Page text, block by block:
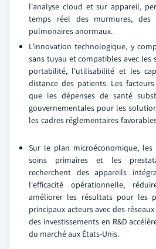
l'analyse cloud et sur appareil,
temps réel des murmures,
pulmonaires anormaux.
L'innovation technologique, y
sans tuyau et compatibles avec les
portabilité, l'utilisabilité et les
distance des patients. Les
que les dépenses de santé
gouvernementales pour les
les cadres réglementaires
Sur le plan microéconomique,
soins primaires et les
recherchent des appareils
l'efficacité opérationnelle,
améliorer les résultats pour les
principaux acteurs avec des
des investissements en R&D
du marché aux États-Unis.